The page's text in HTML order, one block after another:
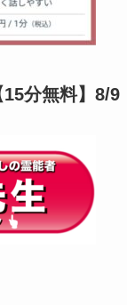
分無料】8/